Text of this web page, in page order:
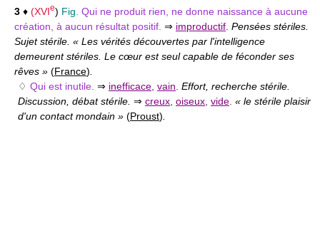
3 ♦ (XVIe) Fig. Qui ne produit rien, ne donne naissance à aucune
création, à aucun résultat positif. ⇒ improductif Pensées stériles.
Sujet stérile. « Les vérités découvertes par l'intelligence
demeurent stériles. Le cœur est seul capable de féconder ses
rêves » (France)
♢ Qui est inutile. ⇒ inefficace vain Effort, recherche stérile.
Discussion, débat stérile. ⇒ creux oiseux vide « le stérile plaisir
d'un contact mondain » (Proust)